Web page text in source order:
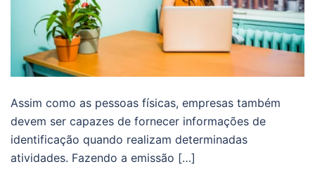
Assim como as pessoas físicas, empresas também
devem ser capazes de fornecer informações de
identificação quando realizam determinadas
atividades. Fazendo a emissão […]